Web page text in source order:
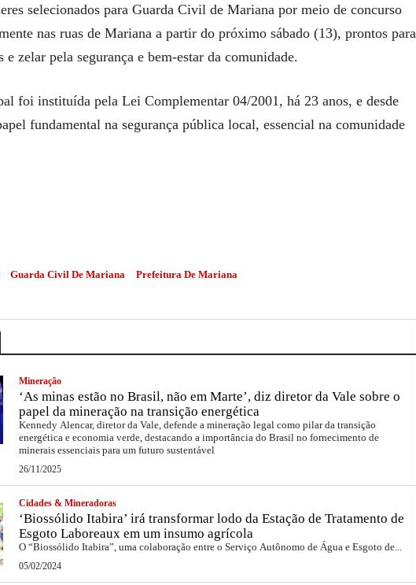
selecionados para Guarda Civil de Mariana por meio de concurso
nas ruas de Mariana a partir do próximo sábado (13), prontos para
zelar pela segurança e bem-estar da comunidade.
foi instituída pela Lei Complementar 04/2001, há 23 anos, e desde
fundamental na segurança pública local, essencial na comunidade
Guarda Civil De Mariana Prefeitura De Mariana
Mineração
‘As minas estão no Brasil, não em Marte’, diz diretor da Vale sobre o
papel da mineração na transição energética
Kennedy Alencar, diretor da Vale, defende a mineração legal como pilar da transição
energética e economia verde, destacando a importância do Brasil no fornecimento de
minerais essenciais para um futuro sustentável
26/11/2025
Cidades & Mineradoras
‘Biossólido Itabira’ irá transformar lodo da Estação de Tratamento de
Esgoto Laboreaux em um insumo agrícola
O “Biossólido Itabira”, uma colaboração entre o Serviço Autônomo de Água e Esgoto de...
05/02/2024